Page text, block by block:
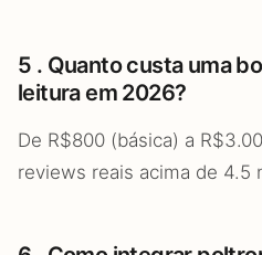
5 . Quanto custa uma
leitura em 2026?
De R$800 (básica) a
reviews reais acima de 4.5